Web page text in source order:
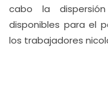
cabo la
disponibles para el
los trabajadores